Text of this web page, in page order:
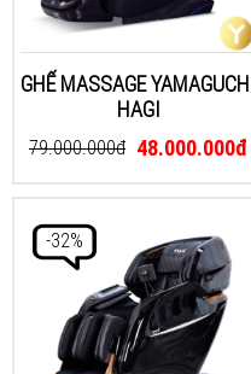
GHẾ MASSAGE
HAGI
79.000.000đ 48.000.000đ
-32%